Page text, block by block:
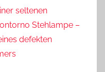
seltenen
Stehlampe –
defekten